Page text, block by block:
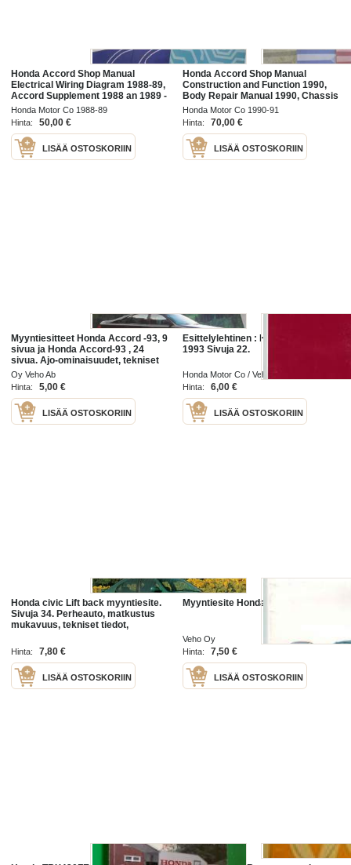
Honda Accord Shop Manual
Electrical Wiring Diagram 1988-89,
Accord Supplement 1988 an 1989 -
Sisältää Honda Accordin 3 eri
korjauskirjaa, katso kuvista
tarkemmin
Honda Motor Co 1988-89
Hinta:
50,00 €
LISÄÄ OSTOSKORIIN
Honda Accord Shop Manual
Construction and Function 1990,
Body Repair Manual 1990, Chassis
Maintenance and Repair 1990,
Accord Supplement 1991 - Sisältää
Honda
Honda Motor Co 1990-91
Hinta:
70,00 €
LISÄÄ OSTOSKORIIN
Myyntiesitteet Honda Accord -93, 9
sivua ja Honda Accord-93 , 24
sivua. Ajo-ominaisuudet, tekniset
tiedot, suunnittelu ym.
Oy Veho Ab
Hinta:
5,00 €
LISÄÄ OSTOSKORIIN
Esittelylehtinen : Honda mallisto
1993 Sivuja 22.
Honda Motor Co / Veho Oy
Hinta:
6,00 €
LISÄÄ OSTOSKORIIN
Honda civic Lift back myyntiesite.
Sivuja 34. Perheauto, matkustus
mukavuus, tekniset tiedot,
esitetty
Hinta: 7,80 €
LISÄÄ OSTOSKORIIN
Myyntiesite Honda Civic v.1992.
Veho Oy
Hinta:
7,50 €
LISÄÄ OSTOSKORIIN